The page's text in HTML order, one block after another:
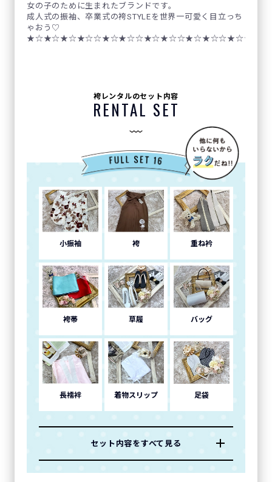
女の子のために生まれたブランドです。
成人式の振袖、卒業式の袴STYLEを世界一可愛く目立っち
ゃおう♡
袴レンタルのセット内容
RENTAL SET
小振袖 袴 重ね衿
袴帯 草履 バッグ
長襦袢 着物スリップ 足袋
セット内容をすべて見る